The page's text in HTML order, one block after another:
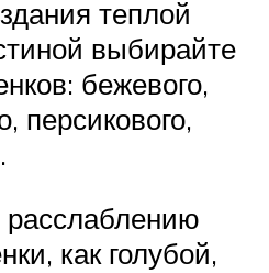
теплой
выбирайте
бежевого,
персикового,
расслаблению
как голубой,